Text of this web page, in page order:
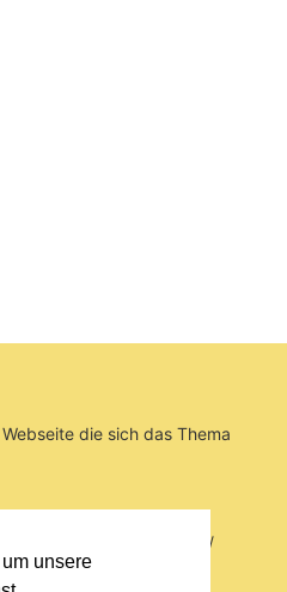
unsere
die sich das Thema
www.bierkreiszeichen.at/
Gesammelte Biere